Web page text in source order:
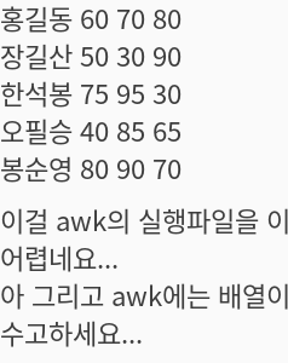
홍길동 60 70 80
장길산 50 30 90
한석봉 75 95 30
오필승 40 85 65
봉순영 80 90 70
이걸 awk의 실행파일을
어렵네요...
아 그리고 awk에는 배열
수고하세요...